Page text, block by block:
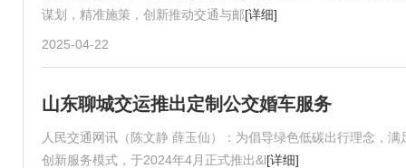
谋划，精准施策，创新推动交通与邮[详细]
2025-04-22
山东聊城交运推出定制公交婚车服务
人民交通网讯（陈文静 薛玉仙）：为倡导绿色低碳出行理念，
创新服务模式，于2024年4月正式推出&l[详细]